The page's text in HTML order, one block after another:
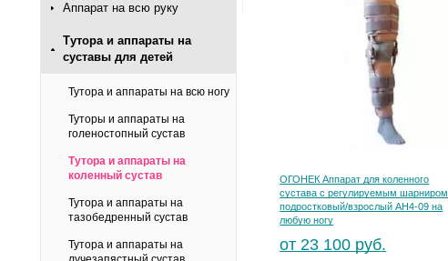
Аппарат на всю руку
Тутора и аппараты на
суставы для детей
Тутора и аппараты на всю ногу
Туторы и аппараты на
голеностопный сустав
Тутора и аппараты на
коленный сустав
Тутора и аппараты на
тазобедренный сустав
Тутора и аппараты на
ОГОНЕК Аппарат для коленного
сустава с регулируемым шарниром
подростковый/взрослый АН4-09 на
любую ногу
от 23 100 руб.